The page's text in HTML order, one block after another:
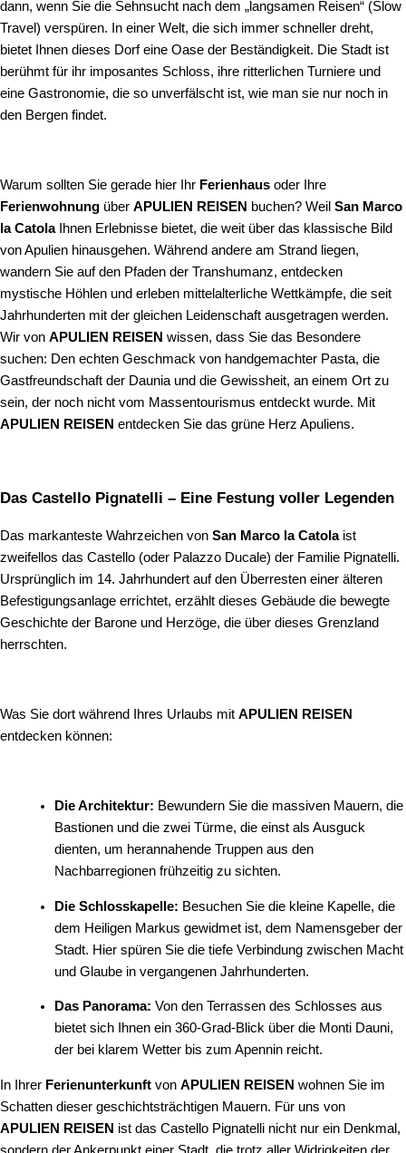
dann, wenn Sie die Sehnsucht nach dem „langsamen Reisen“ (Slow
Travel) verspüren. In einer Welt, die sich immer schneller dreht,
bietet Ihnen dieses Dorf eine Oase der Beständigkeit. Die Stadt ist
berühmt für ihr imposantes Schloss, ihre ritterlichen Turniere und
eine Gastronomie, die so unverfälscht ist, wie man sie nur noch in
den Bergen findet.
Warum sollten Sie gerade hier Ihr Ferienhaus oder Ihre
Ferienwohnung über APULIEN REISEN buchen? Weil San Marco
la CatolaIhnen Erlebnisse bietet, die weit über das klassische Bild
von Apulien hinausgehen. Während andere am Strand liegen,
wandern Sie auf den Pfaden der Transhumanz, entdecken
mystische Höhlen und erleben mittelalterliche Wettkämpfe, die seit
Jahrhunderten mit der gleichen Leidenschaft ausgetragen werden.
Wir von APULIEN REISEN wissen, dass Sie das Besondere
suchen: Den echten Geschmack von handgemachter Pasta, die
Gastfreundschaft der Daunia und die Gewissheit, an einem Ort zu
sein, der noch nicht vom Massentourismus entdeckt wurde. Mit
APULIEN REISEN entdecken Sie das grüne Herz Apuliens.
Das Castello Pignatelli – Eine Festung voller Legenden
Das markanteste Wahrzeichen von San Marco la Catolaist
zweifellos das Castello (oder Palazzo Ducale) der Familie Pignatelli.
Ursprünglich im 14. Jahrhundert auf den Überresten einer älteren
Befestigungsanlage errichtet, erzählt dieses Gebäude die bewegte
Geschichte der Barone und Herzöge, die über dieses Grenzland
herrschten.
Was Sie dort während Ihres Urlaubs mit APULIEN REISEN
entdecken können:
Die Architektur: Bewundern Sie die massiven Mauern, die
Bastionen und die zwei Türme, die einst als Ausguck
dienten, um herannahende Truppen aus den
Nachbarregionen frühzeitig zu sichten.
Die Schlosskapelle: Besuchen Sie die kleine Kapelle, die
dem Heiligen Markus gewidmet ist, dem Namensgeber der
Stadt. Hier spüren Sie die tiefe Verbindung zwischen Macht
und Glaube in vergangenen Jahrhunderten.
Das Panorama: Von den Terrassen des Schlosses aus
bietet sich Ihnen ein 360-Grad-Blick über die Monti Dauni,
der bei klarem Wetter bis zum Apennin reicht.
In Ihrer Ferienunterkunft von APULIEN REISEN wohnen Sie im
Schatten dieser geschichtsträchtigen Mauern. Für uns von
APULIEN REISEN ist das Castello Pignatelli nicht nur ein Denkmal,